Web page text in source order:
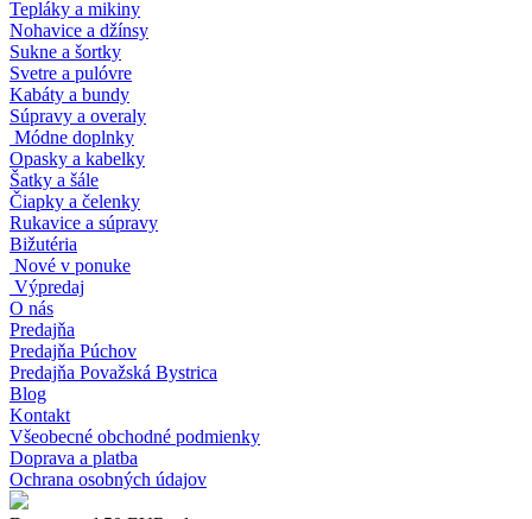
Tepláky a mikiny
Nohavice a džínsy
Sukne a šortky
Svetre a pulóvre
Kabáty a bundy
Súpravy a overaly
Módne doplnky
Opasky a kabelky
Šatky a šále
Čiapky a čelenky
Rukavice a súpravy
Bižutéria
Nové v ponuke
Výpredaj
O nás
Predajňa
Predajňa Púchov
Predajňa Považská Bystrica
Blog
Kontakt
Všeobecné obchodné podmienky
Doprava a platba
Ochrana osobných údajov